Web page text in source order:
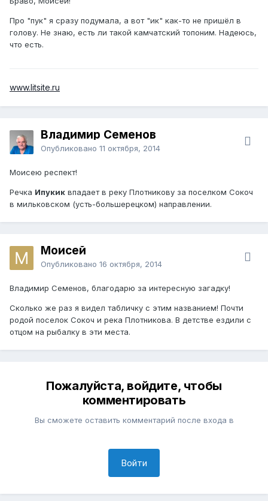
Про "пук" я сразу подумала, а вот "ик" как-то не пришёл в
голову. Не знаю, есть ли такой камчатский топоним. Надеюсь,
что есть.
www.litsite.ru
Владимир Семенов
Опубликовано 11 октября, 2014
Моисею респект!
Речка Ипукик впадает в реку Плотникову за поселком Сокоч
в мильковском (усть-большерецком) направлении.
Моисей
Опубликовано 16 октября, 2014
Владимир Семенов, благодарю за интересную загадку!
Сколько же раз я видел табличку с этим названием! Почти
родой поселок Сокоч и река Плотникова. В детстве ездили с
отцом на рыбалку в эти места.
Пожалуйста, войдите, чтобы
комментировать
Вы сможете оставить комментарий после входа в
Войти